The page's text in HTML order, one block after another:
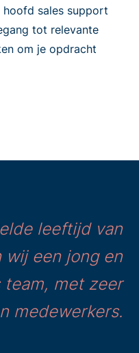
sales support
tot relevante
om je opdracht
leeftijd van
wij een jong en
team, met zeer
medewerkers.